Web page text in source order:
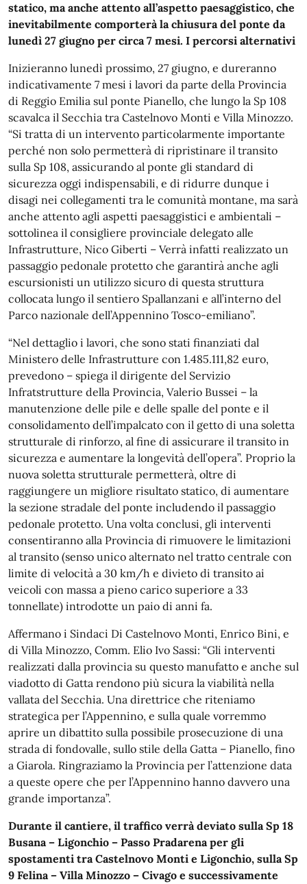
statico, ma anche attento all’aspetto paesaggistico, che
inevitabilmente comporterà la chiusura del ponte da
lunedì 27 giugno per circa 7 mesi. I percorsi alternativi
Inizieranno lunedì prossimo, 27 giugno, e dureranno
indicativamente 7 mesi i lavori da parte della Provincia
di Reggio Emilia sul ponte Pianello, che lungo la Sp 108
scavalca il Secchia tra Castelnovo Monti e Villa Minozzo.
“Si tratta di un intervento particolarmente importante
perché non solo permetterà di ripristinare il transito
sulla Sp 108, assicurando al ponte gli standard di
sicurezza oggi indispensabili, e di ridurre dunque i
disagi nei collegamenti tra le comunità montane, ma sarà
anche attento agli aspetti paesaggistici e ambientali –
sottolinea il consigliere provinciale delegato alle
Infrastrutture, Nico Giberti – Verrà infatti realizzato un
passaggio pedonale protetto che garantirà anche agli
escursionisti un utilizzo sicuro di questa struttura
collocata lungo il sentiero Spallanzani e all’interno del
Parco nazionale dell’Appennino Tosco-emiliano”.
“Nel dettaglio i lavori, che sono stati finanziati dal
Ministero delle Infrastrutture con 1.485.111,82 euro,
prevedono – spiega il dirigente del Servizio
Infratstrutture della Provincia, Valerio Bussei – la
manutenzione delle pile e delle spalle del ponte e il
consolidamento dell’impalcato con il getto di una soletta
strutturale di rinforzo, al fine di assicurare il transito in
sicurezza e aumentare la longevità dell’opera”. Proprio la
nuova soletta strutturale permetterà, oltre di
raggiungere un migliore risultato statico, di aumentare
la sezione stradale del ponte includendo il passaggio
pedonale protetto. Una volta conclusi, gli interventi
consentiranno alla Provincia di rimuovere le limitazioni
al transito (senso unico alternato nel tratto centrale con
limite di velocità a 30 km/h e divieto di transito ai
veicoli con massa a pieno carico superiore a 33
tonnellate) introdotte un paio di anni fa.
Affermano i Sindaci Di Castelnovo Monti, Enrico Bini, e
di Villa Minozzo, Comm. Elio Ivo Sassi: “Gli interventi
realizzati dalla provincia su questo manufatto e anche sul
viadotto di Gatta rendono più sicura la viabilità nella
vallata del Secchia. Una direttrice che riteniamo
strategica per l’Appennino, e sulla quale vorremmo
aprire un dibattito sulla possibile prosecuzione di una
strada di fondovalle, sullo stile della Gatta – Pianello, fino
a Giarola. Ringraziamo la Provincia per l’attenzione data
a queste opere che per l’Appennino hanno davvero una
grande importanza”.
Durante il cantiere, il traffico verrà deviato sulla Sp 18
Busana – Ligonchio – Passo Pradarena per gli
spostamenti tra Castelnovo Monti e Ligonchio, sulla Sp
9 Felina – Villa Minozzo – Civago e successivamente